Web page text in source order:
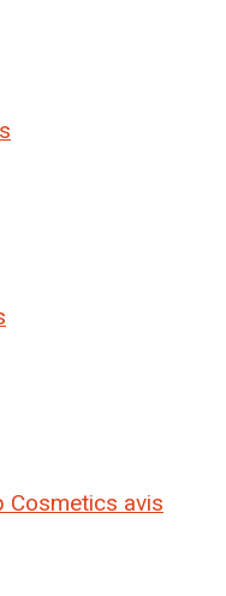
Cosmetics avis